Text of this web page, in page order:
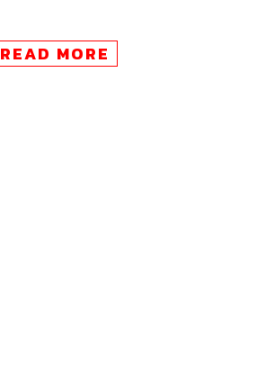
READ MORE